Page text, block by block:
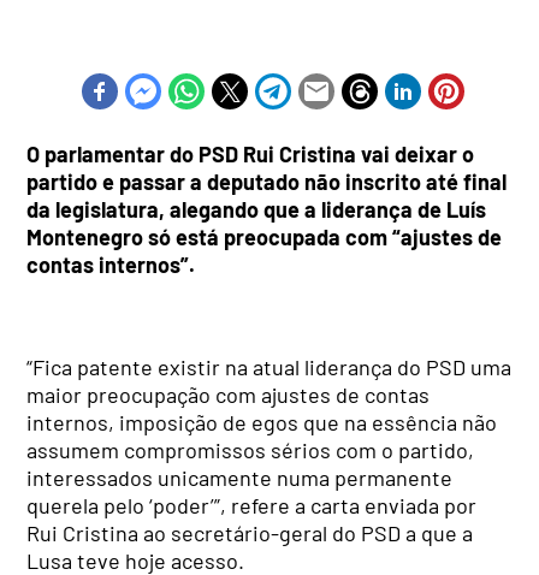
O parlamentar do PSD Rui Cristina vai deixar o
partido e passar a deputado não inscrito até final
da legislatura, alegando que a liderança de Luís
Montenegro só está preocupada com “ajustes de
contas internos”.
“Fica patente existir na atual liderança do PSD uma
maior preocupação com ajustes de contas
internos, imposição de egos que na essência não
assumem compromissos sérios com o partido,
interessados unicamente numa permanente
querela pelo ‘poder’”, refere a carta enviada por
Rui Cristina ao secretário-geral do PSD a que a
Lusa teve hoje acesso.